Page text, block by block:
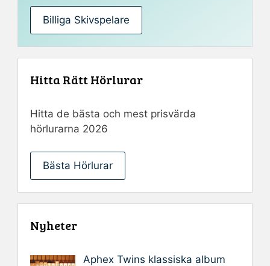
Billiga Skivspelare
Hitta Rätt Hörlurar
Hitta de bästa och mest prisvärda
hörlurarna 2026
Bästa Hörlurar
Nyheter
Aphex Twins klassiska album